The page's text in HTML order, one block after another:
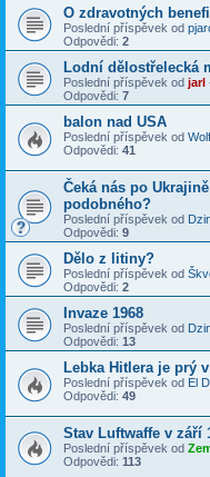
O zdravotných
Poslední příspěvek od
Odpovědi: 2
Lodní dělostřelecká
Poslední příspěvek od jarl
Odpovědi: 7
balon nad USA
Poslední příspěvek od
Odpovědi: 41
Čeká nás po
podobného?
Poslední příspěvek od
Odpovědi: 9
Dělo z litiny?
Poslední příspěvek od
Odpovědi: 2
Invaze 1968
Poslední příspěvek od
Odpovědi: 13
Lebka Hitlera je prý
Poslední příspěvek od El
Odpovědi: 49
Stav Luftwaffe v září
Poslední příspěvek od
Odpovědi: 113